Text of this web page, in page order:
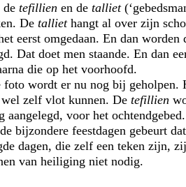
tefillien en de talliet
De talliethangt al over zijn
eerst omgedaan. En dan worden
Dat doet men staande. En dan
die op het voorhoofd.
foto wordt er nu nog bij geholpen.
zelf vlot kunnen. De tefillien
aangelegd, voor het
bijzondere feestdagen gebeurt
dagen, die zelf een teken zijn,
van heiliging niet nodig.